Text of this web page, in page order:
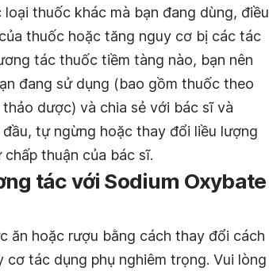
thuốc khác mà bạn đang dùng, điều
thuốc hoặc tăng nguy cơ bị các tác
tác thuốc tiềm tàng nào, bạn nên
đang sử dụng (bao gồm thuốc theo
dược) và chia sẻ với bác sĩ và
tự ngừng hoặc thay đổi liều lượng
thuận của bác sĩ.
tác với Sodium Oxybate
hoặc rượu bằng cách thay đổi cách
tác dụng phụ nghiêm trọng. Vui lòng